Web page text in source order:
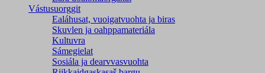
Vástusuorggit
Ealáhusat, vuoigatvuohta ja biras
Skuvlen ja oahppamateriála
Kultuvra
Sámegielat
Sosiála ja dearvvasvuohta